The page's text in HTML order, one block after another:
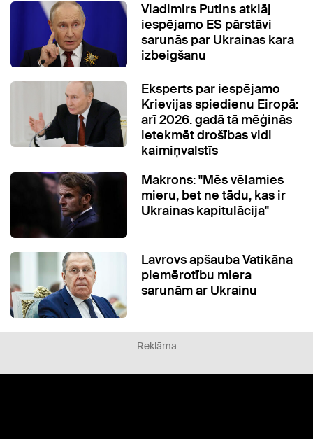
Vladimirs Putins atklāj
iespējamo ES pārstāvi
sarunās par Ukrainas kara
izbeigšanu
Eksperts par iespējamo
Krievijas spiedienu Eiropā:
arī 2026. gadā tā mēģinās
ietekmēt drošības vidi
kaimiņvalstīs
Makrons: "Mēs vēlamies
mieru, bet ne tādu, kas ir
Ukrainas kapitulācija"
Lavrovs apšauba Vatikāna
piemērotību miera
sarunām ar Ukrainu
Reklāma